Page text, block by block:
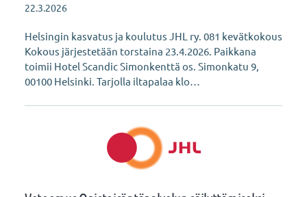
22.3.2026
Helsingin kasvatus ja koulutus JHL ry. 081 kevätkokous
Kokous järjestetään torstaina 23.4.2026. Paikkana
toimii Hotel Scandic Simonkenttä os. Simonkatu 9,
00100 Helsinki. Tarjolla iltapalaa klo…